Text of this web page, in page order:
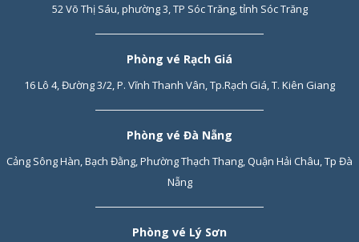
52 Võ Thị Sáu, phường 3, TP Sóc Trăng, tỉnh Sóc Trăng
Phòng vé Rạch Giá
16 Lô 4, Đường 3/2, P. Vĩnh Thanh Vân, Tp.Rạch Giá, T. Kiên Giang
Phòng vé Đà Nẵng
Cảng Sông Hàn, Bạch Đằng, Phường Thạch Thang, Quận Hải Châu, Tp Đà
Nẵng
Phòng vé Lý Sơn